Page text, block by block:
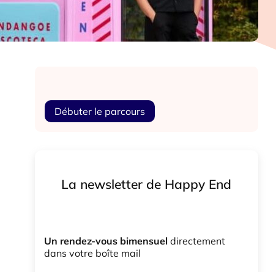
Débuter le parcours
La newsletter de Happy End
Un rendez-vous bimensuel directement
dans votre boîte mail